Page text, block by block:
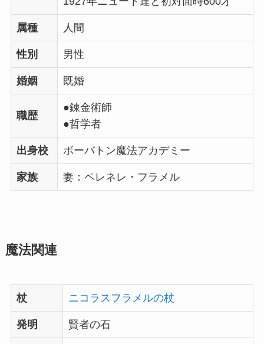
属種 人間
性別 男性
婚姻 既婚
職歴
●錬金術師
●哲学者
出身校 ボーバトン魔法アカデミー
家族 妻：ペレネレ・フラメル
魔法関連
杖 ニコラスフラメルの杖
発明 賢者の石